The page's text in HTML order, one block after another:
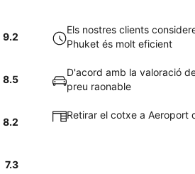
9.2
Els nostres clients
Phuket és molt eficient
8.5
D'acord amb la valoració
preu raonable
8.2
Retirar el cotxe a Aeroport
7.3